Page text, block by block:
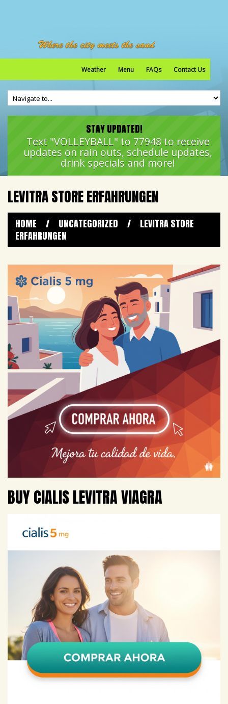
Weather Menu FAQs Contact Us
STAY UPDATED!
Text "VOLLEYBALL" to 77948 to receive
updates on rain outs, schedule updates,
drink specials and more!
LEVITRA STORE ERFAHRUNGEN
HOME / UNCATEGORIZED /
LEVITRA STORE
ERFAHRUNGEN
BUY CIALIS LEVITRA VIAGRA